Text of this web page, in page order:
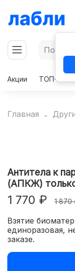
Акции
ТОП-50
Главная
Антитела к
(АПКЖ)
1 770 ₽ 1 870
Взятие
единоразовая,
заказе.